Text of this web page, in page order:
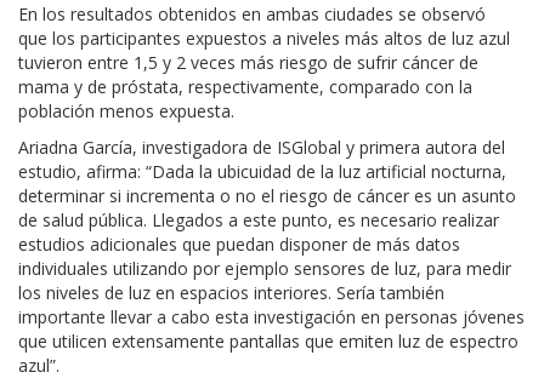
En los resultados obtenidos en ambas ciudades se observó
que los participantes expuestos a niveles más altos de luz azul
tuvieron entre 1,5 y 2 veces más riesgo de sufrir cáncer de
mama y de próstata, respectivamente, comparado con la
población menos expuesta.
Ariadna García, investigadora de ISGlobal y primera autora del
estudio, afirma: “Dada la ubicuidad de la luz artificial nocturna,
determinar si incrementa o no el riesgo de cáncer es un asunto
de salud pública. Llegados a este punto, es necesario realizar
estudios adicionales que puedan disponer de más datos
individuales utilizando por ejemplo sensores de luz, para medir
los niveles de luz en espacios interiores. Sería también
importante llevar a cabo esta investigación en personas jóvenes
que utilicen extensamente pantallas que emiten luz de espectro
azul”.